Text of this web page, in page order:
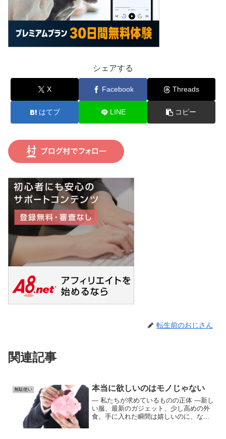
シェアする
X Facebook Threads
はてブ LINE コピー
転生前のおじさん
関連記事
無駄使い 本当に欲しいのはモノじゃない
― 私たちが求めているものの正体 ―新し
い服、最新のガジェット、少し高めの外
食。手に入れた瞬間は嬉しいのに、なぜ